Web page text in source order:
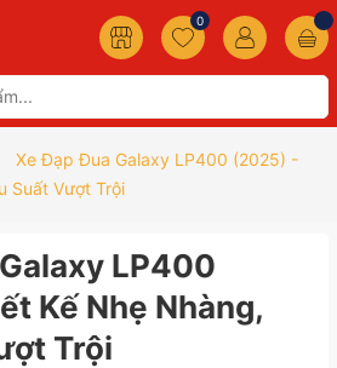
0
Xe Đạp Đua Galaxy LP400 (2025) -
Suất Vượt Trội
LP400
Kế Nhẹ Nhàng,
Trội